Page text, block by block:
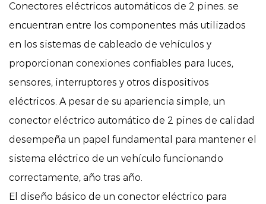
Conectores eléctricos automáticos de 2 pines. se
encuentran entre los componentes más utilizados
en los sistemas de cableado de vehículos y
proporcionan conexiones confiables para luces,
sensores, interruptores y otros dispositivos
eléctricos. A pesar de su apariencia simple, un
conector eléctrico automático de 2 pines de calidad
desempeña un papel fundamental para mantener el
sistema eléctrico de un vehículo funcionando
correctamente, año tras año.
El diseño básico de un conector eléctrico para